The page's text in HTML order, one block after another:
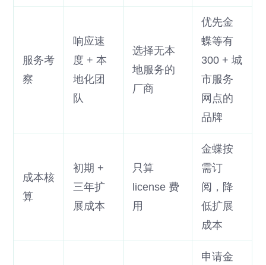
服务考
察
响应速
度 + 本
地化团
队
选择无本
地服务的
厂商
优先金
蝶等有
300 + 城
市服务
网点的
品牌
成本核
算
初期 +
三年扩
展成本
只算
license 费
用
金蝶按
需订
阅，降
低扩展
成本
申请金